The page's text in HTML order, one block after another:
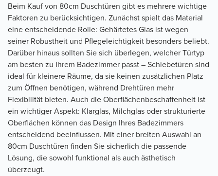
Beim Kauf von 80cm Duschtüren gibt es mehrere wichtige
Faktoren zu berücksichtigen. Zunächst spielt das Material
eine entscheidende Rolle: Gehärtetes Glas ist wegen
seiner Robustheit und Pflegeleichtigkeit besonders beliebt.
Darüber hinaus sollten Sie sich überlegen, welcher Türtyp
am besten zu Ihrem Badezimmer passt – Schiebetüren sind
ideal für kleinere Räume, da sie keinen zusätzlichen Platz
zum Öffnen benötigen, während Drehtüren mehr
Flexibilität bieten. Auch die Oberflächenbeschaffenheit ist
ein wichtiger Aspekt: Klarglas, Milchglas oder strukturierte
Oberflächen können das Design Ihres Badezimmers
entscheidend beeinflussen. Mit einer breiten Auswahl an
80cm Duschtüren finden Sie sicherlich die passende
Lösung, die sowohl funktional als auch ästhetisch
überzeugt.